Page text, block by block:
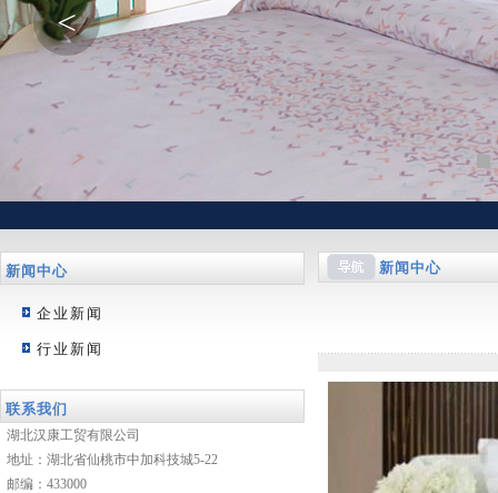
<
新闻中心
企业新闻
行业新闻
联系我们
湖北汉康工贸有限公司
地址：湖北省仙桃市中加科技城5-22
邮编：433000
新闻中心